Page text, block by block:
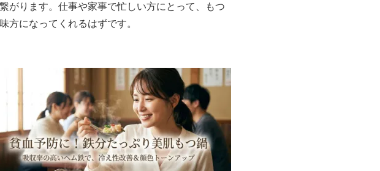
がります。仕事や家事で忙しい方にとって、もつ
方になってくれるはずです。